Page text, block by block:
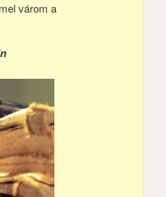
várom a